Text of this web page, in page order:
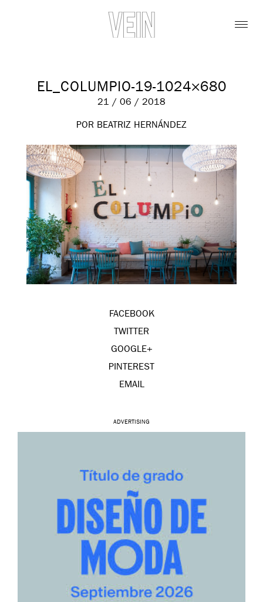
EL_COLUMPIO-19-1024×680
21 / 06 / 2018
POR BEATRIZ HERNÁNDEZ
FACEBOOK
TWITTER
GOOGLE+
PINTEREST
EMAIL
ADVERTISING